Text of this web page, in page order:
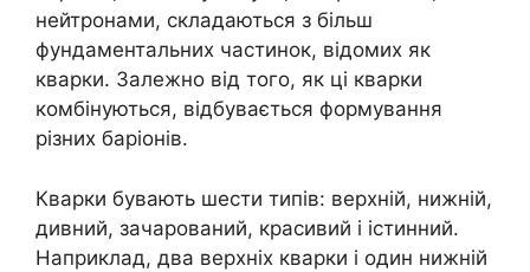
нейтронами, складаються з більш
фундаментальних частинок, відомих як
кварки. Залежно від того, як ці кварки
комбінуються, відбувається формування
різних баріонів.
Кварки бувають шести типів: верхній, нижній,
дивний, зачарований, красивий і істинний.
Наприклад, два верхніх кварки і один нижній